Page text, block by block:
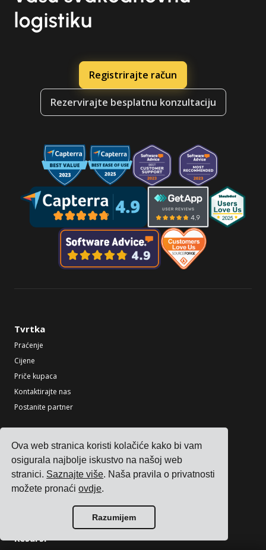
Ova web stranica koristi kolačiće kako bi vam
osigurala najbolje iskustvo na našoj web
stranici. Saznajte više. Naša pravila o privatnosti
možete pronaćiovdje.
Razumijem
logistiku
Registrirajte račun
Rezervirajte besplatnu konzultaciju
Tvrtka
Praćenje
Cijene
Priče kupaca
Kontaktirajte nas
Postanite partner
TMS za proizvođače elektronike
TMS za proizvođače kemikalija
TMS za proizvođače metala i strojeva
TMS za tiskarstvo i pakiranje
Resursi